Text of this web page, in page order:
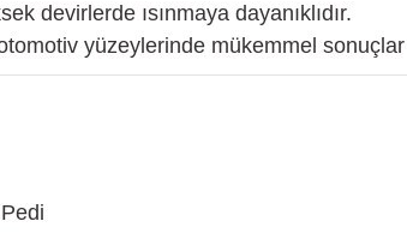
devirlerde ısınmaya dayanıklıdır.
yüzeylerinde mükemmel